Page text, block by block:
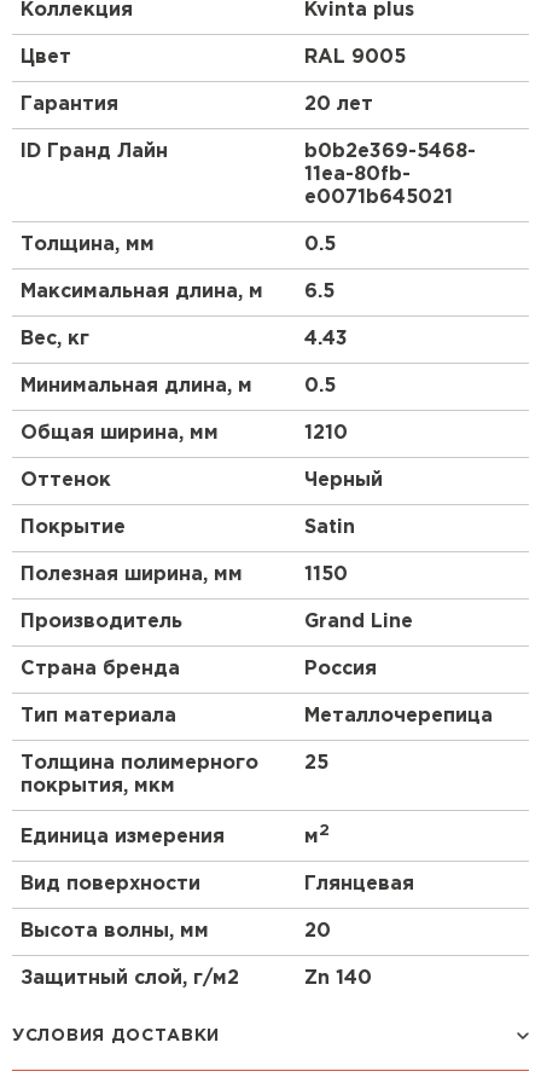
Преимущества:
Геометрия волны и высота ступеньки 30 мм
повторяют профиль натуральной черепицы.
3D рез, повторяющий геометрию волны.
Менее заметны горизонтальные стыки.
Коллекция Kvinta plus
Цвет RAL 9005
Гарантия 20 лет
ID Гранд Лайн
b0b2e369-5468-
11ea-80fb-
e0071b645021
Толщина, мм 0.5
Максимальная длина, м 6.5
Вес, кг 4.43
Минимальная длина, м 0.5
Общая ширина, мм 1210
Оттенок Черный
Покрытие Satin
Полезная ширина, мм 1150
Производитель Grand Line
Страна бренда Россия
Тип материала Металлочерепица
Толщина полимерного
покрытия, мкм
25
Единица измерения м2
Вид поверхности Глянцевая
Высота волны, мм 20
Защитный слой, г/м2 Zn 140
УСЛОВИЯ ДОСТАВКИ